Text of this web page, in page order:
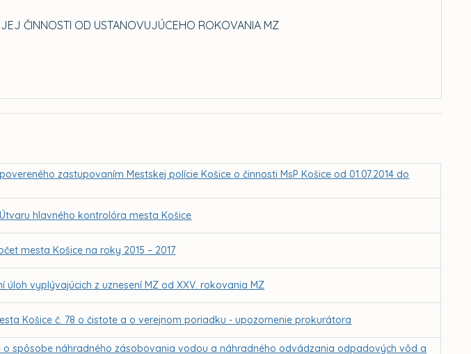
ČINNOSTI OD USTANOVUJÚCEHO ROKOVANIA MZ
zastupovaním Mestskej polície Košice o činnosti MsP Košice od 01.07.2014 do
hlavného kontrolóra mesta Košice
mesta Košice na roky 2015 – 2017
úloh vyplývajúcich z uznesení MZ od XXV. rokovania MZ
Košice č. 78 o čistote a o verejnom poriadku - upozornenie prokurátora
o spôsobe náhradného zásobovania vodou a náhradného odvádzania odpadových vôd a